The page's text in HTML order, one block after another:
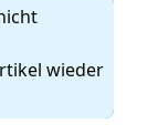
wieder